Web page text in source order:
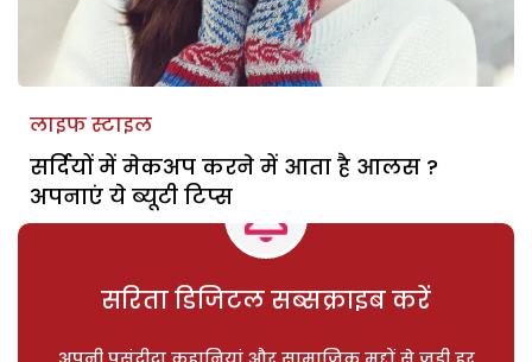
लाइफ स्टाइल
सर्दियों में मेकअप करने में आता है आलस ?
अपनाएं ये ब्यूटी टिप्स
सरिता डिजिटल सब्सक्राइब करें